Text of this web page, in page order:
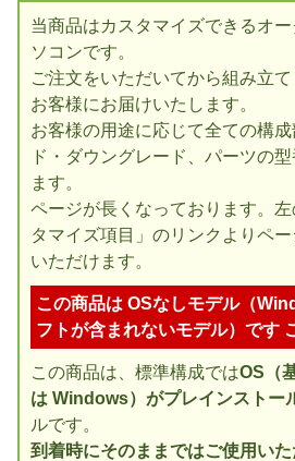
当商品はカスタマイズできるオ
ソコンです。
ご注文をいただいてから組み立て
お客様にお届けいたします。
お客様の用途に応じて全ての構
ド・ダウングレード、パーツの
ます。
ページが長くなっております。
タマイズ項目」のリンクよりペ
いただけます。
この商品は OSなしモデル（
フトが含まれないモデル）です
この商品は、標準構成ではOS（
は Windows）がプレインストー
ルです。
到着時にそのままではご使用いた